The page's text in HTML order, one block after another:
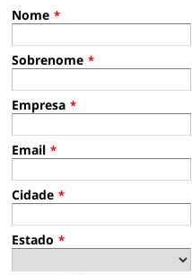
Nome *
Sobrenome *
Empresa *
Email *
Cidade *
Estado *